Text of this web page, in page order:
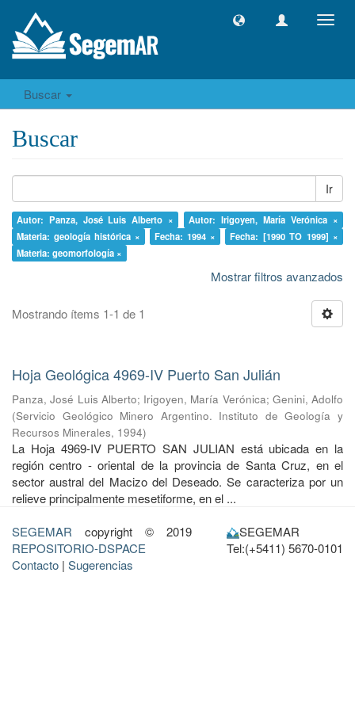
Buscar
Buscar
Ir
Autor: Panza, José Luis Alberto ×
Autor: Irigoyen, María Verónica ×
Materia: geología histórica ×
Fecha: 1994 ×
Fecha: [1990 TO 1999] ×
Materia: geomorfología ×
Mostrar filtros avanzados
Mostrando ítems 1-1 de 1
Hoja Geológica 4969-IV Puerto San Julián
Panza, José Luis Alberto; Irigoyen, María Verónica; Genini, Adolfo
(Servicio Geológico Minero Argentino. Instituto de Geología y
Recursos Minerales, 1994)
La Hoja 4969-IV PUERTO SAN JULIAN está ubicada en la
región centro - oriental de la provincia de Santa Cruz, en el
sector austral del Macizo del Deseado. Se caracteriza por un
relieve principalmente mesetiforme, en el ...
SEGEMAR copyright © 2019
REPOSITORIO-DSPACE
Contacto | Sugerencias
SEGEMAR
Tel:(+5411) 5670-0101